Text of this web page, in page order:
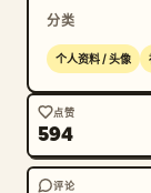
分类
个人资料 / 头像
点赞
594
评论